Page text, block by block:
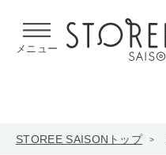
メニュー
STOREE SAISONトップ